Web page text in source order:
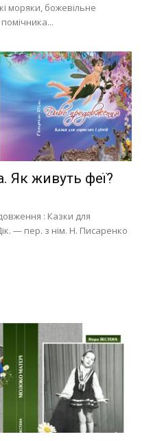
моряки, божевільне
Як живуть феї?
: Казки для
— пер. з нім. Н. Писаренко